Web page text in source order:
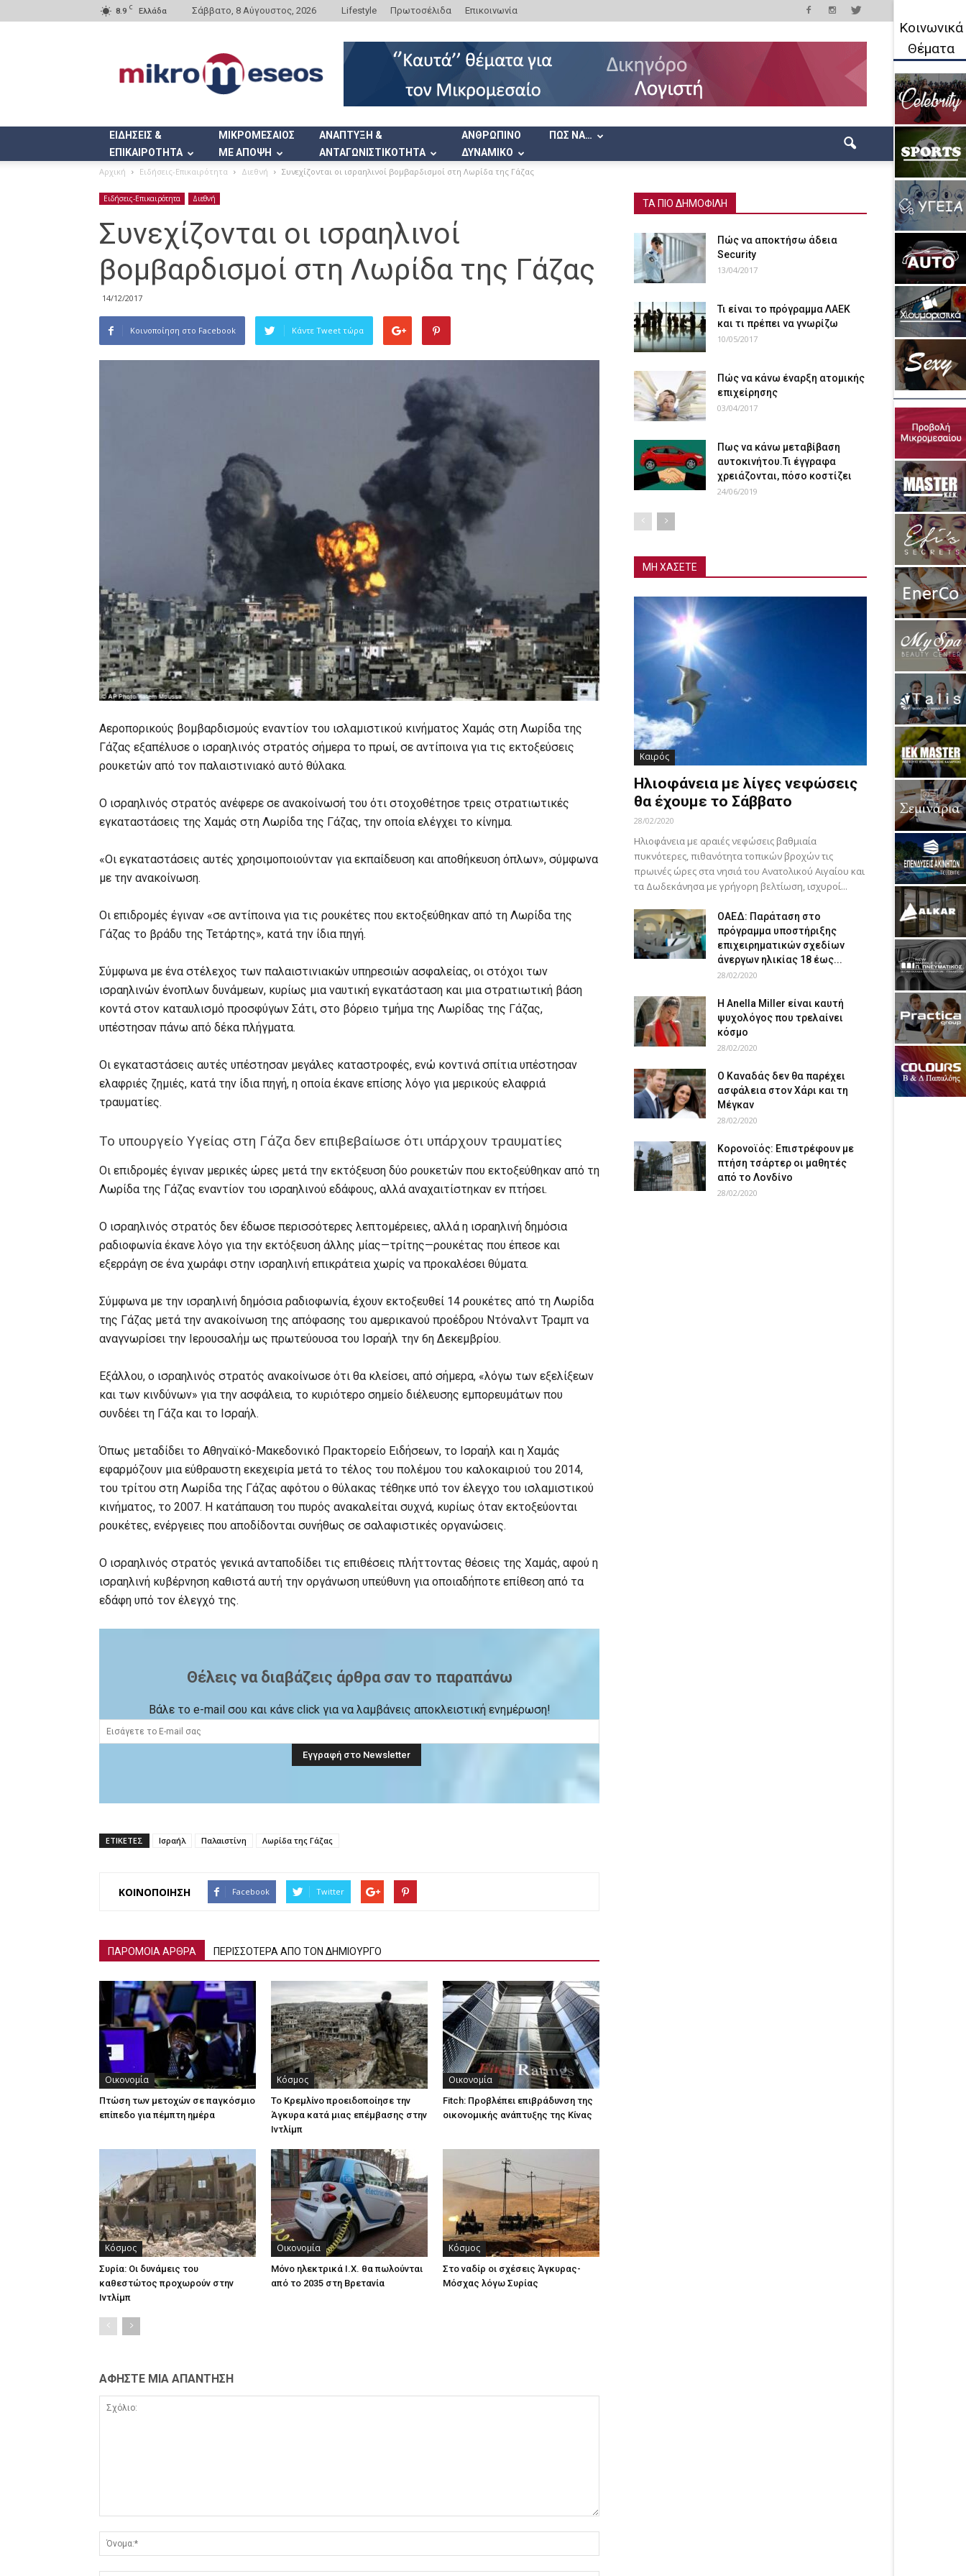
8.9 C Ελλάδα Σάββατο, 8 Αύγουστος, 2026 Lifestyle Πρωτοσέλιδα Επικοινωνία
ΕΙΔΗΣΕΙΣ &
ΕΠΙΚΑΙΡΟΤΗΤΑ
ΜΙΚΡΟΜΕΣΑΙΟΣ
ΜΕ ΑΠΟΨΗ
ΑΝΑΠΤΥΞΗ &
ΑΝΤΑΓΩΝΙΣΤΙΚΟΤΗΤΑ
ΑΝΘΡΩΠΙΝΟ
ΔΥΝΑΜΙΚΟ
ΠΩΣ ΝΑ…
Αρχική Ειδήσεις-Επικαιρότητα Διεθνή Συνεχίζονται οι ισραηλινοί βομβαρδισμοί στη Λωρίδα της Γάζας
Ειδήσεις-Επικαιρότητα Διεθνή
Συνεχίζονται οι ισραηλινοί
βομβαρδισμοί στη Λωρίδα της Γάζας
14/12/2017
Κοινοποίηση στο Facebook Κάντε Tweet τώρα
Αεροπορικούς βομβαρδισμούς εναντίον του ισλαμιστικού κινήματος Χαμάς στη Λωρίδα της
Γάζας εξαπέλυσε ο ισραηλινός στρατός σήμερα το πρωί, σε αντίποινα για τις εκτοξεύσεις
ρουκετών από τον παλαιστινιακό αυτό θύλακα.
Ο ισραηλινός στρατός ανέφερε σε ανακοίνωσή του ότι στοχοθέτησε τρεις στρατιωτικές
εγκαταστάσεις της Χαμάς στη Λωρίδα της Γάζας, την οποία ελέγχει το κίνημα.
«Οι εγκαταστάσεις αυτές χρησιμοποιούνταν για εκπαίδευση και αποθήκευση όπλων», σύμφωνα
με την ανακοίνωση.
Οι επιδρομές έγιναν «σε αντίποινα για τις ρουκέτες που εκτοξεύθηκαν από τη Λωρίδα της
Γάζας το βράδυ της Τετάρτης», κατά την ίδια πηγή.
Σύμφωνα με ένα στέλεχος των παλαιστινιακών υπηρεσιών ασφαλείας, οι στόχοι των
ισραηλινών ένοπλων δυνάμεων, κυρίως μια ναυτική εγκατάσταση και μια στρατιωτική βάση
κοντά στον καταυλισμό προσφύγων Σάτι, στο βόρειο τμήμα της Λωρίδας της Γάζας,
υπέστησαν πάνω από δέκα πλήγματα.
Οι εγκαταστάσεις αυτές υπέστησαν μεγάλες καταστροφές, ενώ κοντινά σπίτια υπέστησαν
ελαφριές ζημιές, κατά την ίδια πηγή, η οποία έκανε επίσης λόγο για μερικούς ελαφριά
τραυματίες.
Το υπουργείο Υγείας στη Γάζα δεν επιβεβαίωσε ότι υπάρχουν τραυματίες
Οι επιδρομές έγιναν μερικές ώρες μετά την εκτόξευση δύο ρουκετών που εκτοξεύθηκαν από τη
Λωρίδα της Γάζας εναντίον του ισραηλινού εδάφους, αλλά αναχαιτίστηκαν εν πτήσει.
Ο ισραηλινός στρατός δεν έδωσε περισσότερες λεπτομέρειες, αλλά η ισραηλινή δημόσια
ραδιοφωνία έκανε λόγο για την εκτόξευση άλλης μίας—τρίτης—ρουκέτας που έπεσε και
εξερράγη σε ένα χωράφι στην ισραηλινή επικράτεια χωρίς να προκαλέσει θύματα.
Σύμφωνα με την ισραηλινή δημόσια ραδιοφωνία, έχουν εκτοξευθεί 14 ρουκέτες από τη Λωρίδα
της Γάζας μετά την ανακοίνωση της απόφασης του αμερικανού προέδρου Ντόναλντ Τραμπ να
αναγνωρίσει την Ιερουσαλήμ ως πρωτεύουσα του Ισραήλ την 6η Δεκεμβρίου.
Εξάλλου, ο ισραηλινός στρατός ανακοίνωσε ότι θα κλείσει, από σήμερα, «λόγω των εξελίξεων
και των κινδύνων» για την ασφάλεια, το κυριότερο σημείο διέλευσης εμπορευμάτων που
συνδέει τη Γάζα και το Ισραήλ.
Όπως μεταδίδει το Αθηναϊκό-Μακεδονικό Πρακτορείο Ειδήσεων, το Ισραήλ και η Χαμάς
εφαρμόζουν μια εύθραυστη εκεχειρία μετά το τέλος του πολέμου του καλοκαιριού του 2014,
του τρίτου στη Λωρίδα της Γάζας αφότου ο θύλακας τέθηκε υπό τον έλεγχο του ισλαμιστικού
κινήματος, το 2007. Η κατάπαυση του πυρός ανακαλείται συχνά, κυρίως όταν εκτοξεύονται
ρουκέτες, ενέργειες που αποδίδονται συνήθως σε σαλαφιστικές οργανώσεις.
Ο ισραηλινός στρατός γενικά ανταποδίδει τις επιθέσεις πλήττοντας θέσεις της Χαμάς, αφού η
ισραηλινή κυβέρνηση καθιστά αυτή την οργάνωση υπεύθυνη για οποιαδήποτε επίθεση από τα
εδάφη υπό τον έλεγχό της.
Θέλεις να διαβάζεις άρθρα σαν το παραπάνω
Βάλε το e-mail σου και κάνε click για να λαμβάνεις αποκλειστική ενημέρωση!
ΕΤΙΚΕΤΕΣ Ισραήλ Παλαιστίνη Λωρίδα της Γάζας
ΚΟΙΝΟΠΟΙΗΣΗ Facebook Twitter
ΠΑΡΟΜΟΙΑ ΑΡΘΡΑ ΠΕΡΙΣΣΟΤΕΡΑ ΑΠΟ ΤΟΝ ΔΗΜΙΟΥΡΓΟ
Οικονομία
Πτώση των μετοχών σε παγκόσμιο
επίπεδο για πέμπτη ημέρα
Κόσμος
Το Κρεμλίνο προειδοποίησε την
Άγκυρα κατά μιας επέμβασης στην
Ιντλίμπ
Οικονομία
Fitch: Προβλέπει επιβράδυνση της
οικονομικής ανάπτυξης της Κίνας
Κόσμος
Συρία: Οι δυνάμεις του
καθεστώτος προχωρούν στην
Ιντλίμπ
Οικονομία
Μόνο ηλεκτρικά Ι.Χ. θα πωλούνται
από το 2035 στη Βρετανία
Κόσμος
Στο ναδίρ οι σχέσεις Άγκυρας-
Μόσχας λόγω Συρίας
ΑΦΗΣΤΕ ΜΙΑ ΑΠΑΝΤΗΣΗ
ΤΑ ΠΙΟ ΔΗΜΟΦΙΛΗ
Πώς να αποκτήσω άδεια
Security
13/04/2017
Τι είναι το πρόγραμμα ΛΑΕΚ
και τι πρέπει να γνωρίζω
10/05/2017
Πώς να κάνω έναρξη ατομικής
επιχείρησης
03/04/2017
Πως να κάνω μεταβίβαση
αυτοκινήτου.Τι έγγραφα
χρειάζονται, πόσο κοστίζει
24/06/2019
ΜΗ ΧΑΣΕΤΕ
Καιρός
Ηλιοφάνεια με λίγες νεφώσεις
θα έχουμε το Σάββατο
28/02/2020
Ηλιοφάνεια με αραιές νεφώσεις βαθμιαία
πυκνότερες, πιθανότητα τοπικών βροχών τις
πρωινές ώρες στα νησιά του Ανατολικού Αιγαίου και
τα Δωδεκάνησα με γρήγορη βελτίωση, ισχυροί...
ΟΑΕΔ: Παράταση στο
πρόγραμμα υποστήριξης
επιχειρηματικών σχεδίων
άνεργων ηλικίας 18 έως...
28/02/2020
Η Anella Miller είναι καυτή
ψυχολόγος που τρελαίνει
κόσμο
28/02/2020
Ο Καναδάς δεν θα παρέχει
ασφάλεια στον Χάρι και τη
Μέγκαν
28/02/2020
Κορονοϊός: Επιστρέφουν με
πτήση τσάρτερ οι μαθητές
από το Λονδίνο
28/02/2020
Κοινωνικά
Θέματα